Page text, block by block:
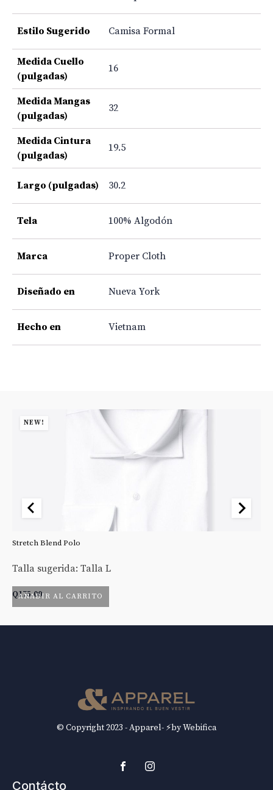
Estilo Sugerido Camisa Formal
Medida Cuello
(pulgadas)
16
Medida Mangas
(pulgadas)
32
Medida Cintura
(pulgadas)
19.5
Largo (pulgadas) 30.2
Tela 100% Algodón
Marca Proper Cloth
Diseñado en Nueva York
Hecho en Vietnam
NEW!
AÑADIR AL CARRITO
Stretch Blend Polo
Talla sugerida: Talla L
Q175.00
© Copyright 2023 - Apparel- ⚡by Webifica
Contácto